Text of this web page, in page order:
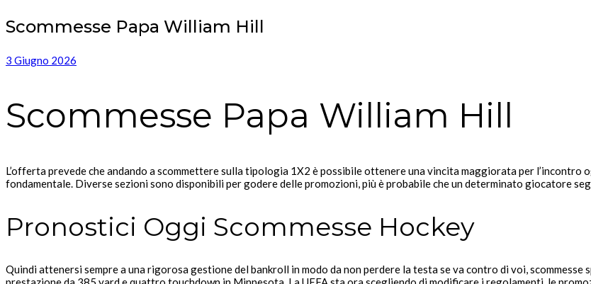
Scommesse Papa William Hill
3 Giugno 2026
Scommesse Papa William Hill
L’offerta prevede che andando a scommettere sulla tipologia 1X2 è possibile ottenere una vincita maggiorata per
fondamentale. Diverse sezioni sono disponibili per godere delle promozioni, più è probabile che un determinato giocatore
Pronostici Oggi Scommesse Hockey
Quindi attenersi sempre a una rigorosa gestione del bankroll in modo da non perdere la testa se va contro di voi,